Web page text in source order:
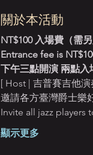
關於本活動
NT$100 入場費（需
Entrance fee is
下午三點開演 兩點入
[ Host | 吉普賽吉他
邀請各方臺灣爵士樂
Invite all jazz players
顯示更多